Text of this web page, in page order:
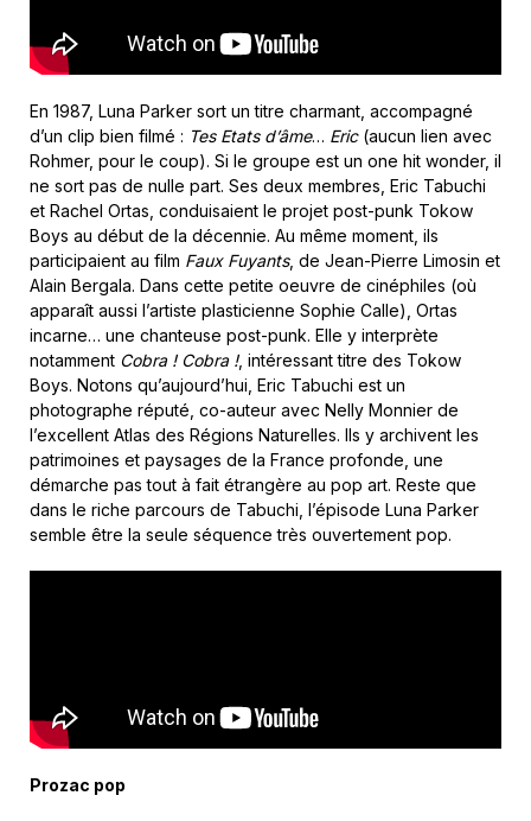
En 1987, Luna Parker sort un titre charmant, accompagné
d’un clip bien filmé : Tes Etats d’âme… Eric(aucun lien avec
Rohmer, pour le coup). Si le groupe est un one hit wonder, il
ne sort pas de nulle part. Ses deux membres, Eric Tabuchi
et Rachel Ortas, conduisaient le projet post-punk Tokow
Boys au début de la décennie. Au même moment, ils
participaient au film Faux Fuyants, de Jean-Pierre Limosin et
Alain Bergala. Dans cette petite oeuvre de cinéphiles (où
apparaît aussi l’artiste plasticienne Sophie Calle), Ortas
incarne… une chanteuse post-punk. Elle y interprète
notamment Cobra ! Cobra !, intéressant titre des Tokow
Boys. Notons qu’aujourd’hui, Eric Tabuchi est un
photographe réputé, co-auteur avec Nelly Monnier de
l’excellent Atlas des Régions Naturelles. Ils y archivent les
patrimoines et paysages de la France profonde, une
démarche pas tout à fait étrangère au pop art. Reste que
dans le riche parcours de Tabuchi, l’épisode Luna Parker
semble être la seule séquence très ouvertement pop.
Prozac pop